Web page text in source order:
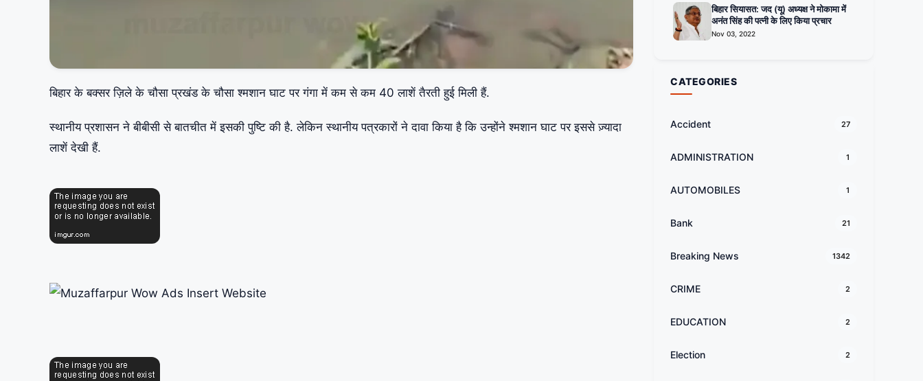
बिहार के बक्सर ज़िले के चौसा प्रखंड के चौसा श्मशान घाट पर गंगा में कम से कम 40 लाशें तैरती हुई मिली हैं.
स्थानीय प्रशासन ने बीबीसी से बातचीत में इसकी पुष्टि की है. लेकिन स्थानीय पत्रकारों ने दावा किया है कि उन्होंने श्मशान घाट पर इससे ज़्यादा
लाशें देखी हैं.
बिहार सियासत: जद (यू) अध्यक्ष ने मोकामा में
अनंत सिंह की पत्नी के लिए किया प्रचार
Nov 03, 2022
CATEGORIES
Accident 27
ADMINISTRATION 1
AUTOMOBILES 1
Bank 21
Breaking News 1342
CRIME 2
EDUCATION 2
Election 2